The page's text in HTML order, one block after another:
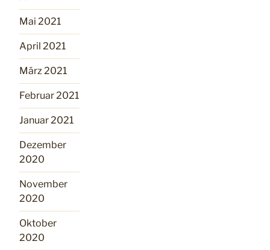
Mai 2021
April 2021
März 2021
Februar 2021
Januar 2021
Dezember
2020
November
2020
Oktober
2020